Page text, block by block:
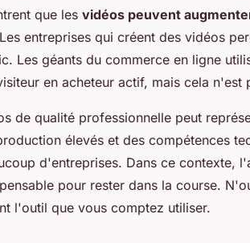
que les vidéos peuvent
entreprises qui créent des vidéos
Les géants du commerce en ligne
en acheteur actif, mais cela n'est
de qualité professionnelle peut
élevés et des compétences
d'entreprises. Dans ce contexte,
pour rester dans la course.
l'outil que vous comptez utiliser.